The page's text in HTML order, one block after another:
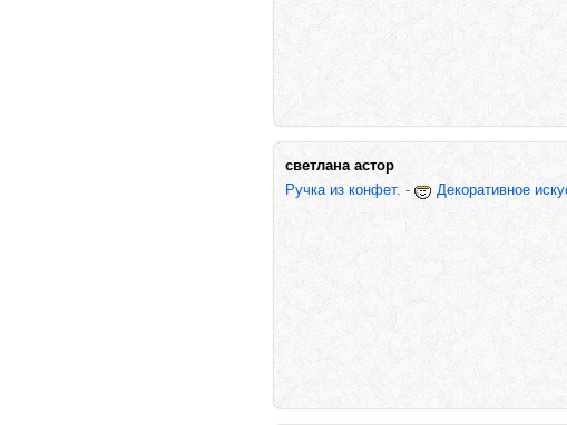
светлана астор
Ручка из конфет. - Декоративное